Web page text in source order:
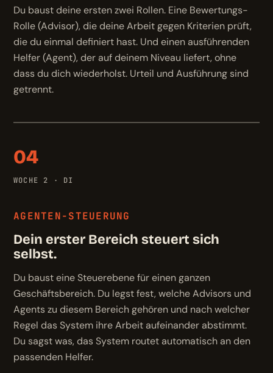
Du baust deine ersten zwei Rollen. Eine Bewertungs-
Rolle (Advisor), die deine Arbeit gegen Kriterien prüft,
die du einmal definiert hast. Und einen ausführenden
Helfer (Agent), der auf deinem Niveau liefert, ohne
dass du dich wiederholst. Urteil und Ausführung sind
getrennt.
04
WOCHE 2 · DI
AGENTEN-STEUERUNG
Dein erster Bereich steuert sich
selbst.
Du baust eine Steuerebene für einen ganzen
Geschäftsbereich. Du legst fest, welche Advisors und
Agents zu diesem Bereich gehören und nach welcher
Regel das System ihre Arbeit aufeinander abstimmt.
Du sagst was, das System routet automatisch an den
passenden Helfer.